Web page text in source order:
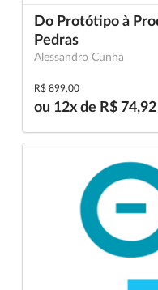
Do Protótipo à
Pedras
Alessandro Cunha
R$ 899,00
ou 12x de R$ 74,92